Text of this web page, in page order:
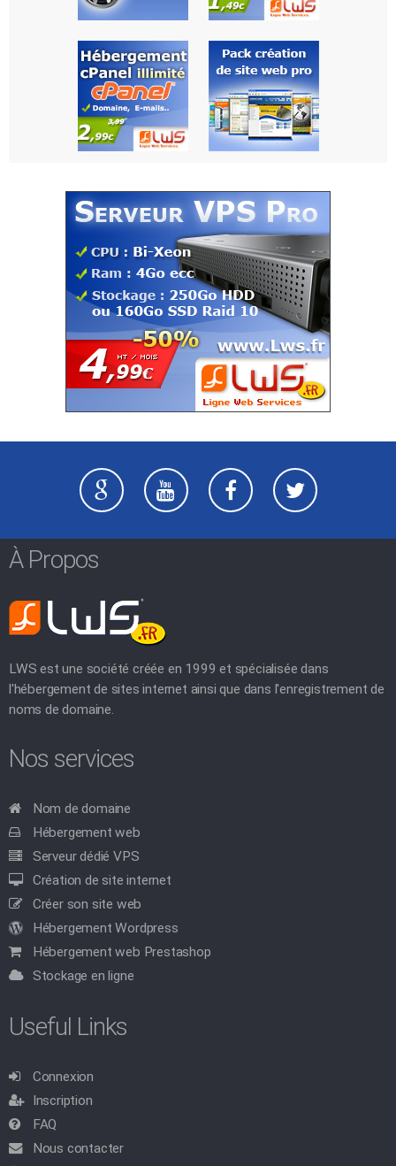
À Propos
LWS est une société créée en 1999 et spécialisée dans
l'hébergement de sites internet ainsi que dans l'enregistrement de
noms de domaine.
Nos services
Nom de domaine
Hébergement web
Serveur dédié VPS
Création de site internet
Créer son site web
Hébergement Wordpress
Hébergement web Prestashop
Stockage en ligne
Useful Links
Connexion
Inscription
FAQ
Nous contacter